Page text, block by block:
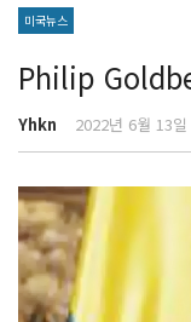
미국뉴스
Philip
Yhkn 2022년 6월 13일